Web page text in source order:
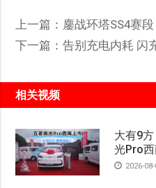
上一篇： 鏖战环塔SS4赛
下一篇：告别充电内耗 闪
相关视频
大有9
光Pro
2026-08-